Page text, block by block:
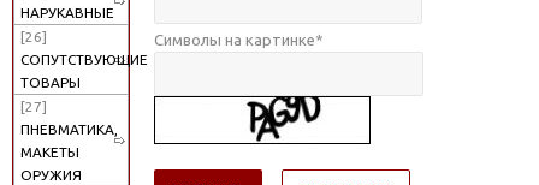
НАРУКАВНЫЕ
[26]
СОПУТСТВУЮЩИЕ
ТОВАРЫ
[27]
ПНЕВМАТИКА,
МАКЕТЫ
ОРУЖИЯ
Символы на картинке*